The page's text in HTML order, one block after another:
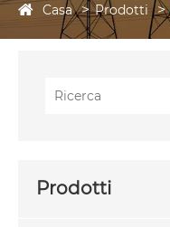
Casa Prodotti
Prodotti